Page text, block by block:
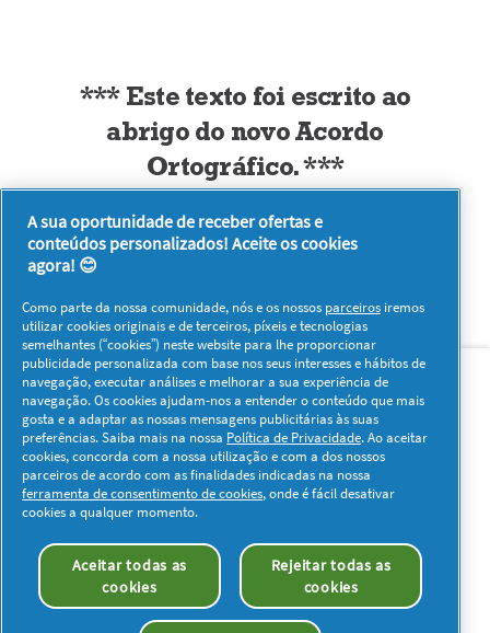
*** Este texto foi escrito ao
abrigo do novo Acordo
Ortográfico. ***
Sobre nós Contacto Visitar www.pg.com
Redes Sociais
Os meus dados Privacidade
Sobre os Cookies
Termos e Condições
Declaração de Acessibilidade
© 2026 Procter & Gamble. Todos os direitos reservados. O uso e
A sua oportunidade de receber ofertas e
conteúdos personalizados! Aceite os cookies
agora! 😊
Como parte da nossa comunidade, nós e os nossos parceiros iremos
utilizar cookies originais e de terceiros, píxeis e tecnologias
semelhantes (“cookies”) neste website para lhe proporcionar
publicidade personalizada com base nos seus interesses e hábitos de
navegação, executar análises e melhorar a sua experiência de
navegação. Os cookies ajudam-nos a entender o conteúdo que mais
gosta e a adaptar as nossas mensagens publicitárias às suas
preferências. Saiba mais na nossa Política de Privacidade. Ao aceitar
cookies, concorda com a nossa utilização e com a dos nossos
parceiros de acordo com as finalidades indicadas na nossa
ferramenta de consentimento de cookies, onde é fácil desativar
cookies a qualquer momento.
Aceitar todas as
cookies
Rejeitar todas as
cookies